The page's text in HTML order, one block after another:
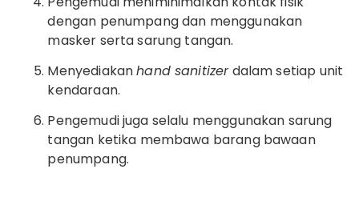
dengan penumpang dan menggunakan
masker serta sarung tangan.
Menyediakanhand sanitizerdalam setiap unit
kendaraan.
Pengemudi juga selalu menggunakan sarung
tangan ketika membawa barang bawaan
penumpang.